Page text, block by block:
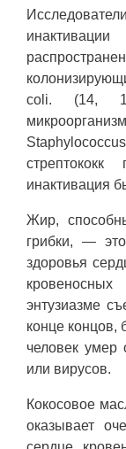
coli. (14,
инактивация
Жир,
грибки, —
здоровья
энтузиазме
конце концов,
человек умер
или вирусов.
Кокосовое
оказывает